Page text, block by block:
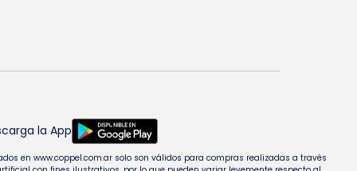
la App
en www.coppel.com.ar solo son válidos para compras realizadas a través